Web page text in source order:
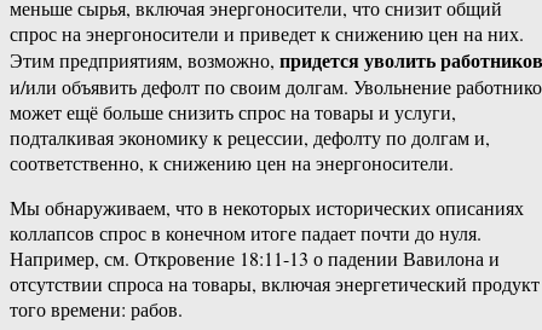
меньше сырья, включая энергоносители, что снизит общий
спрос на энергоносители и приведет к снижению цен на них.
Этим предприятиям, возможно, придется уволить работников
и/или объявить дефолт по своим долгам. Увольнение
может ещё больше снизить спрос на товары и услуги,
подталкивая экономику к рецессии, дефолту по долгам и,
соответственно, к снижению цен на энергоносители.
Мы обнаруживаем, что в некоторых исторических описаниях
коллапсов спрос в конечном итоге падает почти до нуля.
Например, см. Откровение 18:11-13 о падении Вавилона и
отсутствии спроса на товары, включая энергетический продукт
того времени: рабов.